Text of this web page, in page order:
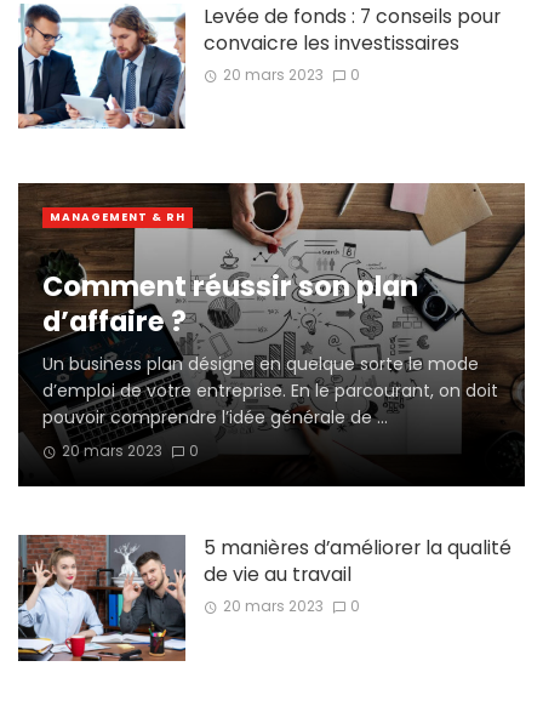
Levée de fonds : 7 conseils pour
convaicre les investissaires
20 mars 2023 0
Comment réussir son plan
d’affaire ?
Un business plan désigne en quelque sorte le mode
d’emploi de votre entreprise. En le parcourant, on doit
pouvoir comprendre l’idée générale de ...
20 mars 2023 0
MANAGEMENT & RH
5 manières d’améliorer la qualité
de vie au travail
20 mars 2023 0